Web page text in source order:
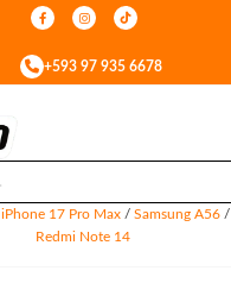
+593 97 935 6678
por:
iPhone 17 Pro Max/ Samsung A56/
Redmi Note 14